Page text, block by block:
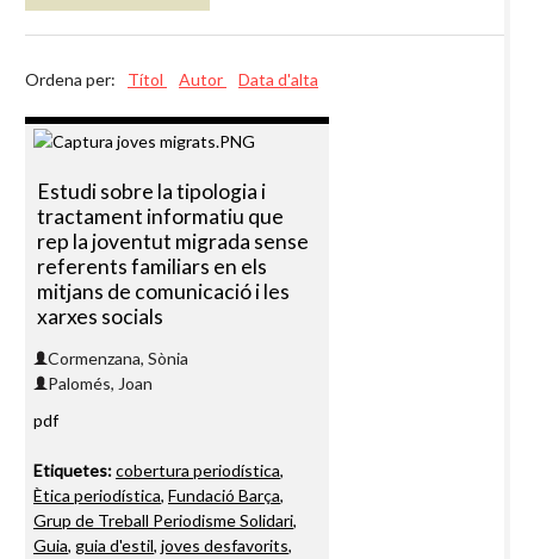
Ordena per: Títol Autor Data d'alta
Estudi sobre la tipologia i
tractament informatiu que
rep la joventut migrada sense
referents familiars en els
mitjans de comunicació i les
xarxes socials
Cormenzana, Sònia
Palomés, Joan
pdf
Etiquetes:cobertura periodística,
Ètica periodística, Fundació Barça,
Grup de Treball Periodisme Solidari,
Guia, guia d'estil, joves desfavorits,